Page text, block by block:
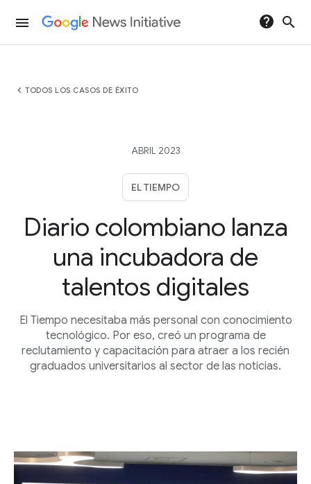
menu help search
chevron_left TODOS LOS CASOS DE ÉXITO
ABRIL 2023
EL TIEMPO
Diario colombiano lanza
una incubadora de
talentos digitales
El Tiempo necesitaba más personal con conocimiento
tecnológico. Por eso, creó un programa de
reclutamiento y capacitación para atraer a los recién
graduados universitarios al sector de las noticias.